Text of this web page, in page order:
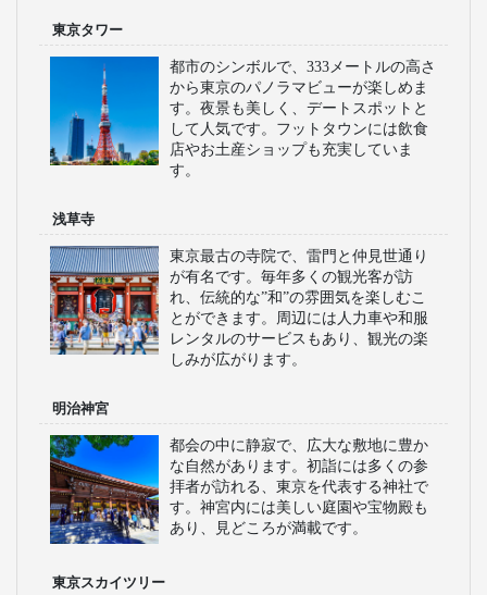
東京タワー
都市のシンボルで、333メートルの高さ
から東京のパノラマビューが楽しめま
す。夜景も美しく、デートスポットと
して人気です。フットタウンには飲食
店やお土産ショップも充実していま
す。
浅草寺
東京最古の寺院で、雷門と仲見世通り
が有名です。毎年多くの観光客が訪
れ、伝統的な”和”の雰囲気を楽しむこ
とができます。周辺には人力車や和服
レンタルのサービスもあり、観光の楽
しみが広がります。
明治神宮
都会の中に静寂で、広大な敷地に豊か
な自然があります。初詣には多くの参
拝者が訪れる、東京を代表する神社で
す。神宮内には美しい庭園や宝物殿も
あり、見どころが満載です。
東京スカイツリー